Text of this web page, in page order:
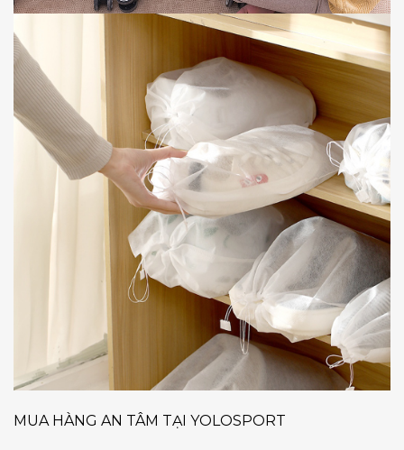
MUA HÀNG AN TÂM TẠI YOLOSPORT